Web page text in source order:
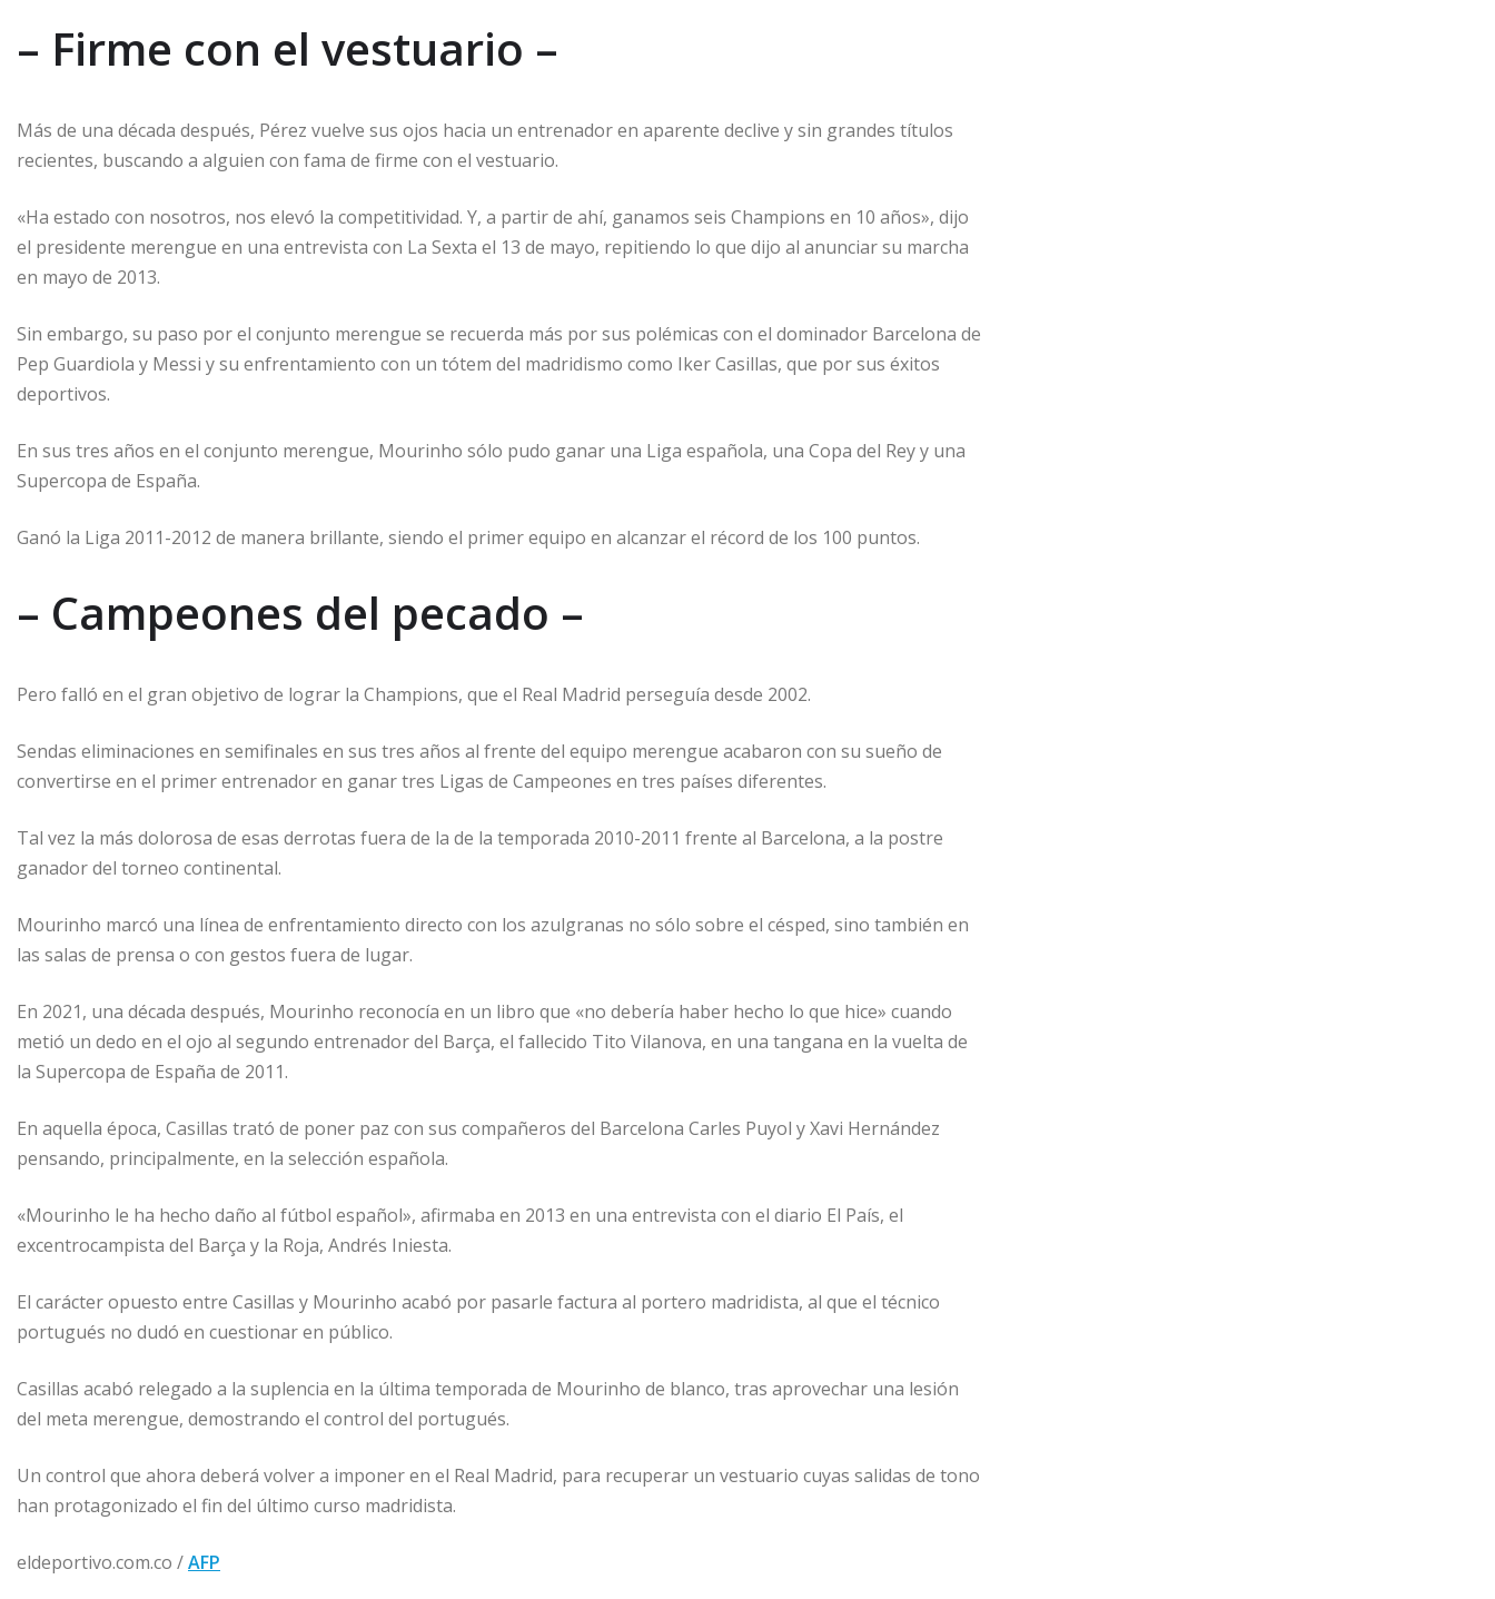
– Firme con el vestuario –
Más de una década después, Pérez vuelve sus ojos hacia un entrenador en aparente declive y sin grandes títulos
recientes, buscando a alguien con fama de firme con el vestuario.
«Ha estado con nosotros, nos elevó la competitividad. Y, a partir de ahí, ganamos seis Champions en 10 años», dijo
el presidente merengue en una entrevista con La Sexta el 13 de mayo, repitiendo lo que dijo al anunciar su marcha
en mayo de 2013.
Sin embargo, su paso por el conjunto merengue se recuerda más por sus polémicas con el dominador Barcelona de
Pep Guardiola y Messi y su enfrentamiento con un tótem del madridismo como Iker Casillas, que por sus éxitos
deportivos.
En sus tres años en el conjunto merengue, Mourinho sólo pudo ganar una Liga española, una Copa del Rey y una
Supercopa de España.
Ganó la Liga 2011-2012 de manera brillante, siendo el primer equipo en alcanzar el récord de los 100 puntos.
– Campeones del pecado –
Pero falló en el gran objetivo de lograr la Champions, que el Real Madrid perseguía desde 2002.
Sendas eliminaciones en semifinales en sus tres años al frente del equipo merengue acabaron con su sueño de
convertirse en el primer entrenador en ganar tres Ligas de Campeones en tres países diferentes.
Tal vez la más dolorosa de esas derrotas fuera de la de la temporada 2010-2011 frente al Barcelona, ​​a la postre
ganador del torneo continental.
Mourinho marcó una línea de enfrentamiento directo con los azulgranas no sólo sobre el césped, sino también en
las salas de prensa o con gestos fuera de lugar.
En 2021, una década después, Mourinho reconocía en un libro que «no debería haber hecho lo que hice» cuando
metió un dedo en el ojo al segundo entrenador del Barça, el fallecido Tito Vilanova, en una tangana en la vuelta de
la Supercopa de España de 2011.
En aquella época, Casillas trató de poner paz con sus compañeros del Barcelona Carles Puyol y Xavi Hernández
pensando, principalmente, en la selección española.
«Mourinho le ha hecho daño al fútbol español», afirmaba en 2013 en una entrevista con el diario El País, el
excentrocampista del Barça y la Roja, Andrés Iniesta.
El carácter opuesto entre Casillas y Mourinho acabó por pasarle factura al portero madridista, al que el técnico
portugués no dudó en cuestionar en público.
Casillas acabó relegado a la suplencia en la última temporada de Mourinho de blanco, tras aprovechar una lesión
del meta merengue, demostrando el control del portugués.
Un control que ahora deberá volver a imponer en el Real Madrid, para recuperar un vestuario cuyas salidas de tono
han protagonizado el fin del último curso madridista.
eldeportivo.com.co /AFP